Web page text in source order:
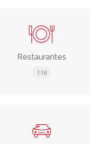
Restaurantes
116